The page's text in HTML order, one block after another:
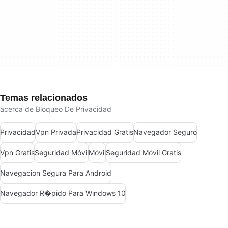
Temas relacionados
acerca de Bloqueo De Privacidad
PrivacidadVpn PrivadaPrivacidad GratisNavegador Seguro
Vpn GratisSeguridad MóvilMóvilSeguridad Móvil Gratis
Navegacion Segura Para Android
Navegador R�pido Para Windows 10